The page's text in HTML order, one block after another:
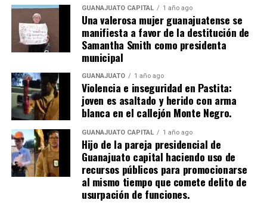
GUANAJUATO CAPITAL 1 año ago
Una valerosa mujer guanajuatense se
manifiesta a favor de la destitución de
Samantha Smith como presidenta
municipal
GUANAJUATO 1 año ago
Violencia e inseguridad en Pastita:
joven es asaltado y herido con arma
blanca en el callejón Monte Negro.
GUANAJUATO CAPITAL 1 año ago
Hijo de la pareja presidencial de
Guanajuato capital haciendo uso de
recursos públicos para promocionarse
al mismo tiempo que comete delito de
usurpación de funciones.